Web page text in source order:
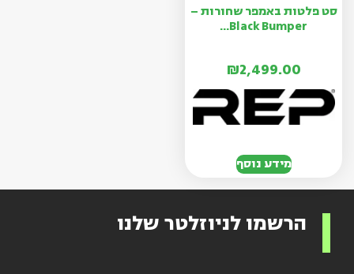
סט פלטות באמפר שחורות –
Black Bumper...
₪2,499.00
מידע נוסף
הרשמו לניוזלטר שלנו